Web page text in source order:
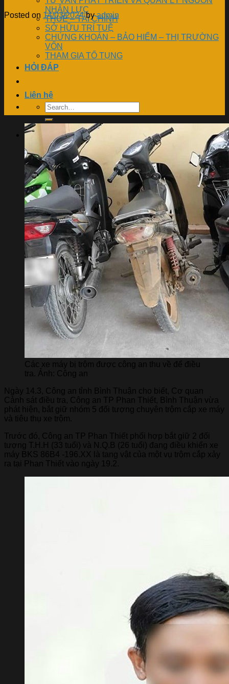
NHÂN LỰC
THUẾ – TÀI CHÍNH
SỞ HỮU TRÍ TUỆ
CHỨNG KHOÁN – BẢO HIỂM – THỊ TRƯỜNG
VỐN
THAM GIA TỐ TỤNG
HỎI ĐÁP
Liên hệ
Posted on 14/03/2024 byadmin
Các xe máy bị trộm được công an thu về để điều
tra. Ảnh: Công an
Ngày 14.3, Công an tỉnh Bình Thuận cho biết, Cơ quan
Cảnh sát điều tra, Công an TP Phan Thiết, Bình Thuận vừa
phát hiện, bắt giữ nhóm 5 đối tượng chuyên trộm cắp xe máy
và tiêu thụ xe trộm.
Trước đó, Công an TP Phan Thiết phối hợp bắt giữ 2 đối
tượng T.H.H (33 tuổi) và N.Q.B (26 tuổi) đang điều khiển xe
máy BKS 86B4 -196.XX là tang vật của một vụ trộm cắp xảy
ra tại Phan Thiết vào ngày 19.2.